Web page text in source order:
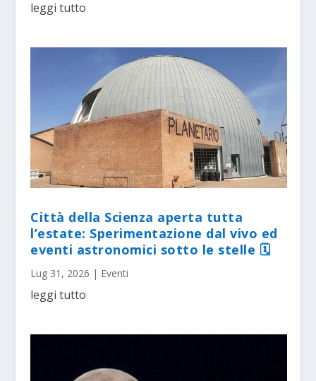
leggi tutto
Città della Scienza aperta tutta
l’estate: Sperimentazione dal vivo ed
eventi astronomici sotto le stelle 🗓
Lug 31, 2026 | Eventi
leggi tutto